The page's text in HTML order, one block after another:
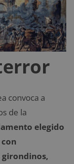
convoca a
de la
elegido
girondinos,